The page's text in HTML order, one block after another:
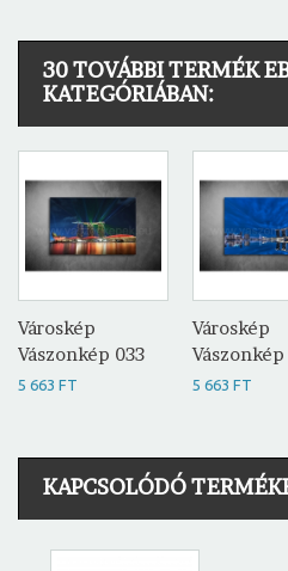
30 TOVÁBBI TERMÉK
KATEGÓRIÁBAN:
Városkép
Vászonkép 033
5 663 FT
Városkép
5 663 FT
KAPCSOLÓDÓ